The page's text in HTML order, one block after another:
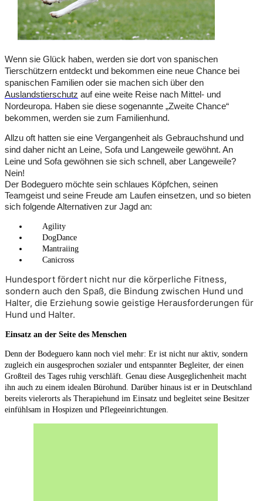
Wenn sie Glück haben, werden sie dort von spanischen
Tierschützern entdeckt und bekommen eine neue Chance bei
spanischen Familien oder sie machen sich über den
Auslandstierschutz auf eine weite Reise nach Mittel- und
Nordeuropa. Haben sie diese sogenannte „Zweite Chance“
bekommen, werden sie zum Familienhund.
Allzu oft hatten sie eine Vergangenheit als Gebrauchshund und
sind daher nicht an Leine, Sofa und Langeweile gewöhnt. An
Leine und Sofa gewöhnen sie sich schnell, aber Langeweile?
Nein!
Der Bodeguero möchte sein schlaues Köpfchen, seinen
Teamgeist und seine Freude am Laufen einsetzen, und so bieten
sich folgende Alternativen zur Jagd an:
Agility
DogDance
Mantraiing
Canicross
Hundesport fördert nicht nur die körperliche Fitness,
sondern auch den Spaß, die Bindung zwischen Hund und
Halter, die Erziehung sowie geistige Herausforderungen für
Hund und Halter.
Einsatz an der Seite des Menschen
Denn der Bodeguero kann noch viel mehr: Er ist nicht nur aktiv, sondern
zugleich ein ausgesprochen sozialer und entspannter Begleiter, der einen
Großteil des Tages ruhig verschläft. Genau diese Ausgeglichenheit macht
ihn auch zu einem idealen Bürohund. Darüber hinaus ist er in Deutschland
bereits vielerorts als Therapiehund im Einsatz und begleitet seine Besitzer
einfühlsam in Hospizen und Pflegeeinrichtungen.